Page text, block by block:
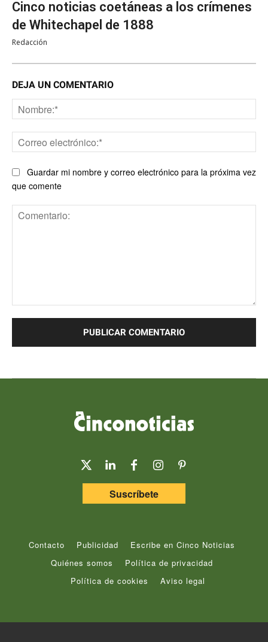
Cinco noticias coetáneas a los crímenes
de Whitechapel de 1888
Redacción
DEJA UN COMENTARIO
Guardar mi nombre y correo electrónico para la próxima vez
que comente
Suscríbete
Contacto Publicidad
Escribe en Cinco Noticias
Quiénes somos
Política de privacidad
Política de cookies
Aviso legal